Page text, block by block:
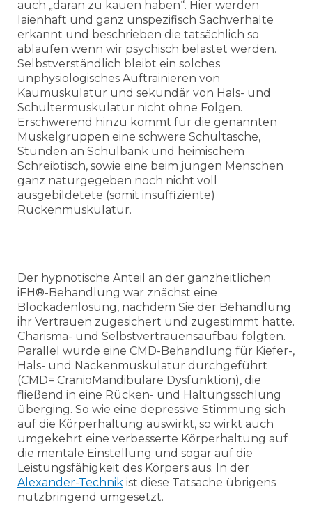
auch „daran zu kauen haben“. Hier werden
laienhaft und ganz unspezifisch Sachverhalte
erkannt und beschrieben die tatsächlich so
ablaufen wenn wir psychisch belastet werden.
Selbstverständlich bleibt ein solches
unphysiologisches Auftrainieren von
Kaumuskulatur und sekundär von Hals- und
Schultermuskulatur nicht ohne Folgen.
Erschwerend hinzu kommt für die genannten
Muskelgruppen eine schwere Schultasche,
Stunden an Schulbank und heimischem
Schreibtisch, sowie eine beim jungen Menschen
ganz naturgegeben noch nicht voll
ausgebildetete (somit insuffiziente)
Rückenmuskulatur.
Der hypnotische Anteil an der ganzheitlichen
iFH®-Behandlung war znächst eine
Blockadenlösung, nachdem Sie der Behandlung
ihr Vertrauen zugesichert und zugestimmt hatte.
Charisma- und Selbstvertrauensaufbau folgten.
Parallel wurde eine CMD-Behandlung für Kiefer-,
Hals- und Nackenmuskulatur durchgeführt
(CMD= CranioMandibuläre Dysfunktion), die
fließend in eine Rücken- und Haltungsschlung
überging. So wie eine depressive Stimmung sich
auf die Körperhaltung auswirkt, so wirkt auch
umgekehrt eine verbesserte Körperhaltung auf
die mentale Einstellung und sogar auf die
Leistungsfähigkeit des Körpers aus. In der
Alexander-Technik ist diese Tatsache übrigens
nutzbringend umgesetzt.